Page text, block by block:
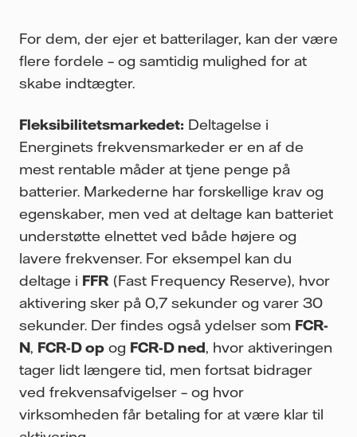
For dem, der ejer et batterilager, kan der være
flere fordele – og samtidig mulighed for at
skabe indtægter.
Fleksibilitetsmarkedet: Deltagelse i
Energinets frekvensmarkeder er en af de
mest rentable måder at tjene penge på
batterier. Markederne har forskellige krav og
egenskaber, men ved at deltage kan batteriet
understøtte elnettet ved både højere og
lavere frekvenser. For eksempel kan du
deltage i FFR (Fast Frequency Reserve), hvor
aktivering sker på 0,7 sekunder og varer 30
sekunder. Der findes også ydelser som FCR-
N, FCR-D op og FCR-D ned, hvor aktiveringen
tager lidt længere tid, men fortsat bidrager
ved frekvensafvigelser – og hvor
virksomheden får betaling for at være klar til